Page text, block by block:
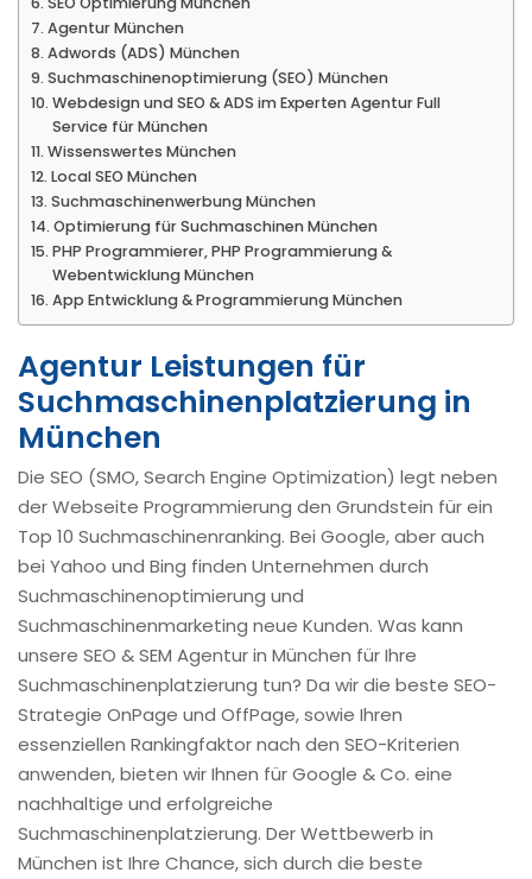
Agentur München
Adwords (ADS) München
Suchmaschinenoptimierung (SEO) München
Webdesign und SEO & ADS im Experten Agentur Full
Service für München
Wissenswertes München
Local SEO München
Suchmaschinenwerbung München
Optimierung für Suchmaschinen München
PHP Programmierer, PHP Programmierung &
Webentwicklung München
App Entwicklung & Programmierung München
Agentur Leistungen für
Suchmaschinenplatzierung in
München
Die SEO (SMO, Search Engine Optimization) legt neben
der Webseite Programmierung den Grundstein für ein
Top 10 Suchmaschinenranking. Bei Google, aber auch
bei Yahoo und Bing finden Unternehmen durch
Suchmaschinenoptimierung und
Suchmaschinenmarketing neue Kunden. Was kann
unsere SEO & SEM Agentur in München für Ihre
Suchmaschinenplatzierung tun? Da wir die beste SEO-
Strategie OnPage und OffPage, sowie Ihren
essenziellen Rankingfaktor nach den SEO-Kriterien
anwenden, bieten wir Ihnen für Google & Co. eine
nachhaltige und erfolgreiche
Suchmaschinenplatzierung. Der Wettbewerb in
München ist Ihre Chance, sich durch die beste